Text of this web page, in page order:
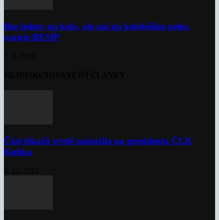
Bez helmy na kolo, ale ani na koloběžku nelez,
varuje BESIP
Část lékařů tvrdě zaútočila na prezidenta ČLK
Kubka